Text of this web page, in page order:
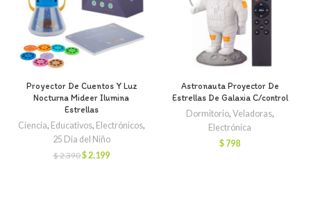
Proyector De Cuentos Y Luz
Nocturna Mideer Ilumina
Estrellas
Ciencia, Educativos, Electrónicos,
25 Dia del Niño
$2.390El
$2.199El
Astronauta Proyector De
Estrellas De Galaxia C/control
Dormitorio, Veladoras,
Electrónica
$ 798